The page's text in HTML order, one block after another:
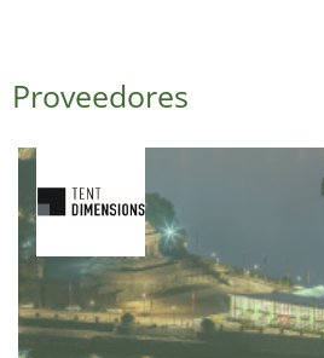
Proveedores